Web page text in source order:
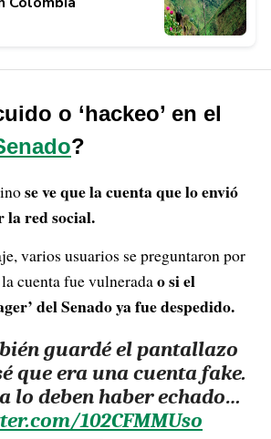
o ‘hackeo’ en el
?
se ve que la cuenta que lo envió
la red social.
varios usuarios se preguntaron por
cuenta fue vulneradao si el
del Senado ya fue despedido.
guardé el pantallazo
que era una cuenta fake.
lo deben haber echado…
102CFMMUso